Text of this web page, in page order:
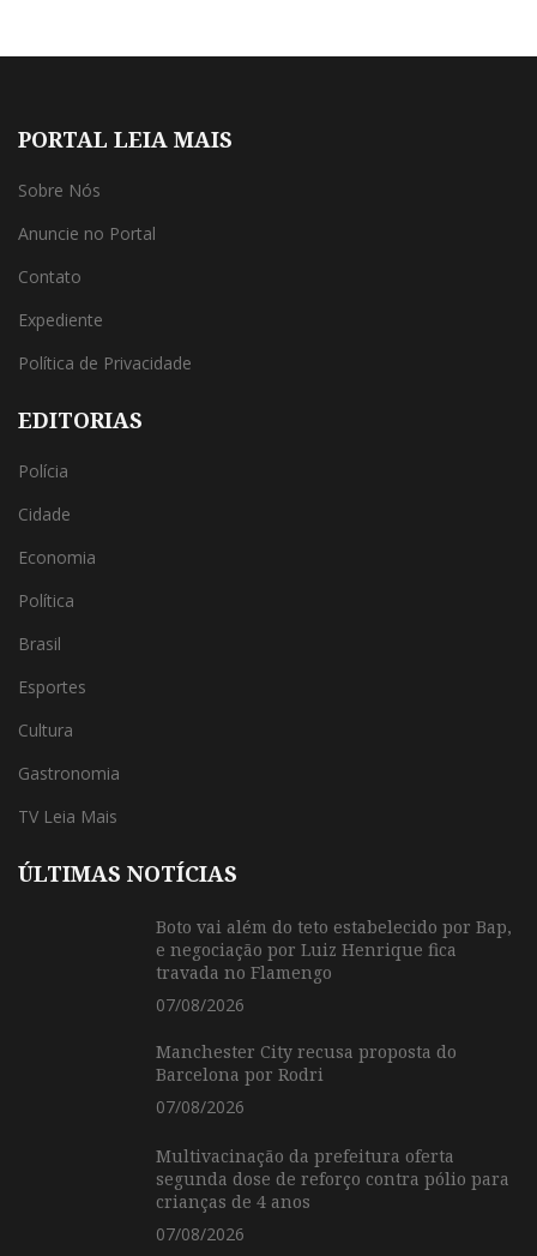
PORTAL LEIA MAIS
Sobre Nós
Anuncie no Portal
Contato
Expediente
Política de Privacidade
EDITORIAS
Polícia
Cidade
Economia
Política
Brasil
Esportes
Cultura
Gastronomia
TV Leia Mais
ÚLTIMAS NOTÍCIAS
Boto vai além do teto estabelecido por Bap,
e negociação por Luiz Henrique fica
travada no Flamengo
07/08/2026
Manchester City recusa proposta do
Barcelona por Rodri
07/08/2026
Multivacinação da prefeitura oferta
segunda dose de reforço contra pólio para
crianças de 4 anos
07/08/2026